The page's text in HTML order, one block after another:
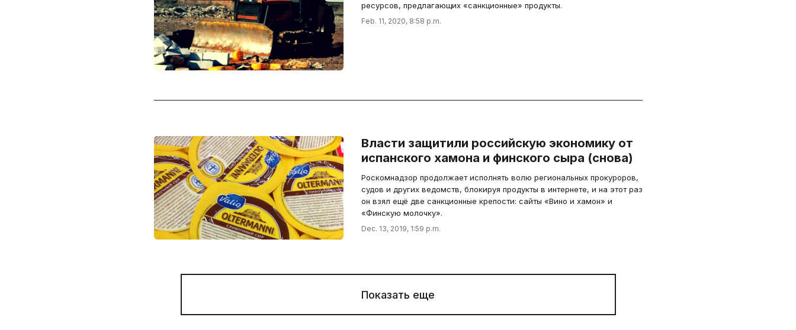
ресурсов, предлагающих «санкционные» продукты.
Feb. 11, 2020, 8:58 p.m.
Власти защитили российскую экономику от
испанского хамона и финского сыра (снова)
Роскомнадзор продолжает исполнять волю региональных прокуроров,
судов и других ведомств, блокируя продукты в интернете, и на этот раз
он взял ещё две санкционные крепости: сайты «Вино и хамон» и
«Финскую молочку».
Dec. 13, 2019, 1:59 p.m.
Показать еще